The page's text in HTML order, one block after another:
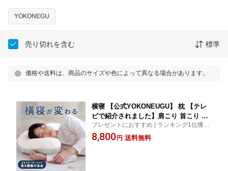
YOKONEGU
売り切れを含む 標準
価格や送料は、商品のサイズや色によって異なる場合があります。
横寝 【公式YOKONEUGU】 枕 【テレ
ビで紹介されました】肩こり 首こり ス
トレートネック 横向き いびき 首痛み
頭痛 洗える まくら 快眠 安眠 枕カバー
プレゼントにおすすめ | ランキング1位獲得
| 送料無料（沖縄・北海道・離島は除く） |
公式ショップ限定30日間返品保証 | ヨコネ
8,800 円 送料無料